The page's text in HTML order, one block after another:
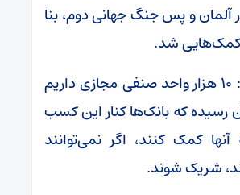
آلمان و پس جنگ جهانی دوم، بنا
شد.
امیدوار افزود: ۱۰ هزار واحد صنفی مجازی داریم
رسیده که بانک‌ها کنار این کسب
کمک کنند، اگر نمی‌توانند
شریک شوند.